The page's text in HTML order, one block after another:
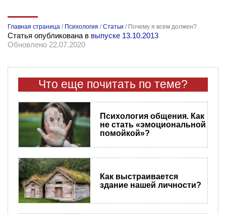
Главная страница / Психология /Статьи / Почему я всем должен?
Статья опубликована в выпуске 13.10.2013
Обновлено 22.07.2020
Что еще почитать по теме?
Психология общения. Как
не стать «эмоциональной
помойкой»?
Как выстраивается
здание нашей личности?